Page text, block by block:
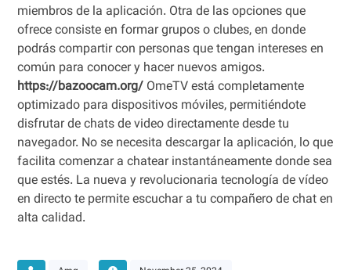
miembros de la aplicación. Otra de las opciones que
ofrece consiste en formar grupos o clubes, en donde
podrás compartir con personas que tengan intereses en
común para conocer y hacer nuevos amigos.
https://bazoocam.org/ OmeTV está completamente
optimizado para dispositivos móviles, permitiéndote
disfrutar de chats de video directamente desde tu
navegador. No se necesita descargar la aplicación, lo que
facilita comenzar a chatear instantáneamente donde sea
que estés. La nueva y revolucionaria tecnología de vídeo
en directo te permite escuchar a tu compañero de chat en
alta calidad.